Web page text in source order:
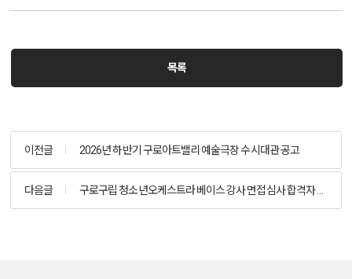
목록
이전글 2026년 하반기 구로아트밸리 예술극장 수시대관 공고
다음글